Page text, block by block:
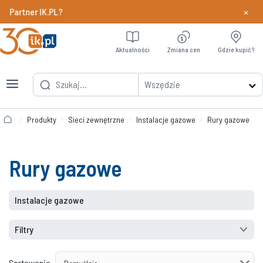
IK.PL? Dowiedz
×
Wszędzie
Aktualności Zmiana cen Gdzie kupić?
Produkty Sieci zewnętrzne Instalacje gazowe Rury gazowe
Rury gazowe
Instalacje gazowe
Filtry